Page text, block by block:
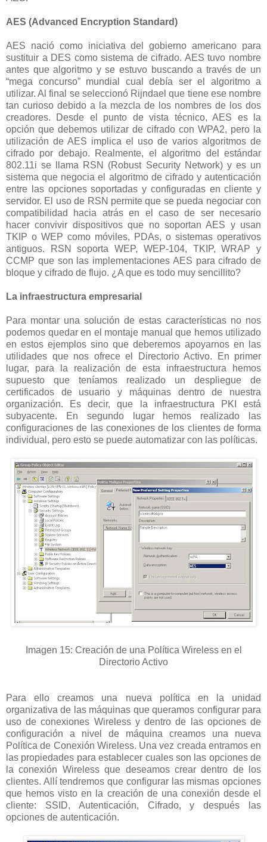
AES (Advanced Encryption Standard)
AES nació como iniciativa del gobierno americano para
sustituir a DES como sistema de cifrado. AES tuvo nombre
antes que algoritmo y se estuvo buscando a través de un
“mega concurso” mundial cual debía ser el algoritmo a
utilizar. Al final se seleccionó Rijndael que tiene ese nombre
tan curioso debido a la mezcla de los nombres de los dos
creadores. Desde el punto de vista técnico, AES es la
opción que debemos utilizar de cifrado con WPA2, pero la
utilización de AES implica el uso de varios algoritmos de
cifrado por debajo. Realmente, el algoritmo del estándar
802.11i se llama RSN (Robust Security Network) y es un
sistema que negocia el algoritmo de cifrado y autenticación
entre las opciones soportadas y configuradas en cliente y
servidor. El uso de RSN permite que se pueda negociar con
compatibilidad hacia atrás en el caso de ser necesario
hacer convivir dispositivos que no soportan AES y usan
TKIP o WEP como móviles, PDAs, o sistemas operativos
antiguos. RSN soporta WEP, WEP-104, TKIP, WRAP y
CCMP que son las implementaciones AES para cifrado de
bloque y cifrado de flujo. ¿A que es todo muy sencillito?
La infraestructura empresarial
Para montar una solución de estas características no nos
podemos quedar en el montaje manual que hemos utilizado
en estos ejemplos sino que deberemos apoyarnos en las
utilidades que nos ofrece el Directorio Activo. En primer
lugar, para la realización de esta infraestructura hemos
supuesto que teníamos realizado un despliegue de
certificados de usuario y máquinas dentro de nuestra
organización. Es decir, que la infraestructura PKI está
subyacente. En segundo lugar hemos realizado las
configuraciones de las conexiones de los clientes de forma
individual, pero esto se puede automatizar con las políticas.
Imagen 15: Creación de una Política Wireless en el
Directorio Activo
Para ello creamos una nueva política en la unidad
organizativa de las máquinas que queramos configurar para
uso de conexiones Wireless y dentro de las opciones de
configuración a nivel de máquina creamos una nueva
Política de Conexión Wireless. Una vez creada entramos en
las propiedades para establecer cuales son las opciones de
la conexión Wireless que deseamos crear dentro de los
clientes. Allí tendremos que configurar las mismas opciones
que hemos visto en la creación de una conexión desde el
cliente: SSID, Autenticación, Cifrado, y después las
opciones de autenticación.